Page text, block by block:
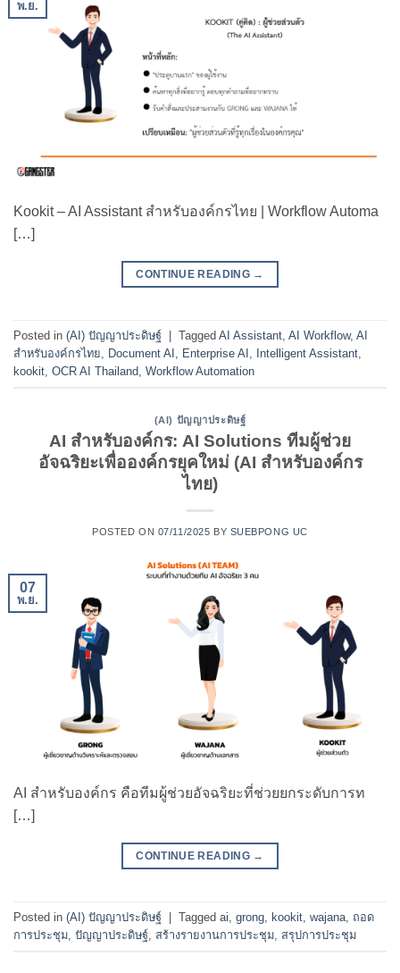
พ.ย.
Kookit – AI Assistant สำหรับองค์กรไทย | Workflow Automa
[…]
CONTINUE READING →
Posted in (AI) ปัญญาประดิษฐ์ | Tagged AI Assistant AI Workflow, AI
สำหรับองค์กรไทย
Document AI Enterprise AI Intelligent Assistant
kookit OCR AI Thailand Workflow Automation
(AI) ปัญญาประดิษฐ์
AI สำหรับองค์กร: AI Solutions ทีมผู้ช่วย
อัจฉริยะเพื่อองค์กรยุคใหม่ (AI สำหรับองค์กร
ไทย)
POSTED ON 07/11/2025 BY SUEBPONG UC
07
พ.ย.
AI สำหรับองค์กร คือทีมผู้ช่วยอัจฉริยะที่ช่วยยกระดับการท
[…]
CONTINUE READING →
Posted in (AI) ปัญญาประดิษฐ์ | Tagged ai grong kookit wajana ถอด
การประชุม ปัญญาประดิษฐ์ สร้างรายงานการประชุม สรุปการประชุม